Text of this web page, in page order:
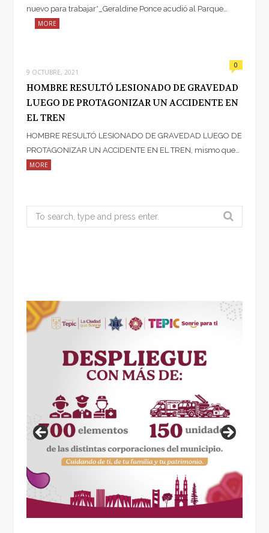
nuevo para trabajar*_Geraldine Ponce acudió al Parque…
MORE
9 OCTUBRE, 2021
0
HOMBRE RESULTÓ LESIONADO DE GRAVEDAD
LUEGO DE PROTAGONIZAR UN ACCIDENTE EN
EL TREN
HOMBRE RESULTÓ LESIONADO DE GRAVEDAD LUEGO DE
PROTAGONIZAR UN ACCIDENTE EN EL TREN, mismo que…
MORE
Search
for: